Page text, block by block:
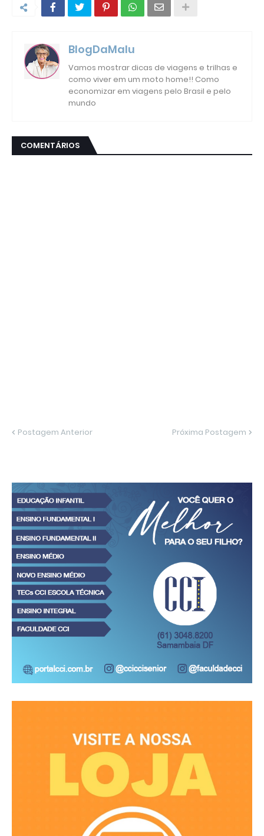
BlogDaMalu
Vamos mostrar dicas de viagens e trilhas e
como viver em um moto home!! Como
economizar em viagens pelo Brasil e pelo
mundo
COMENTÁRIOS
Postagem Anterior Próxima Postagem